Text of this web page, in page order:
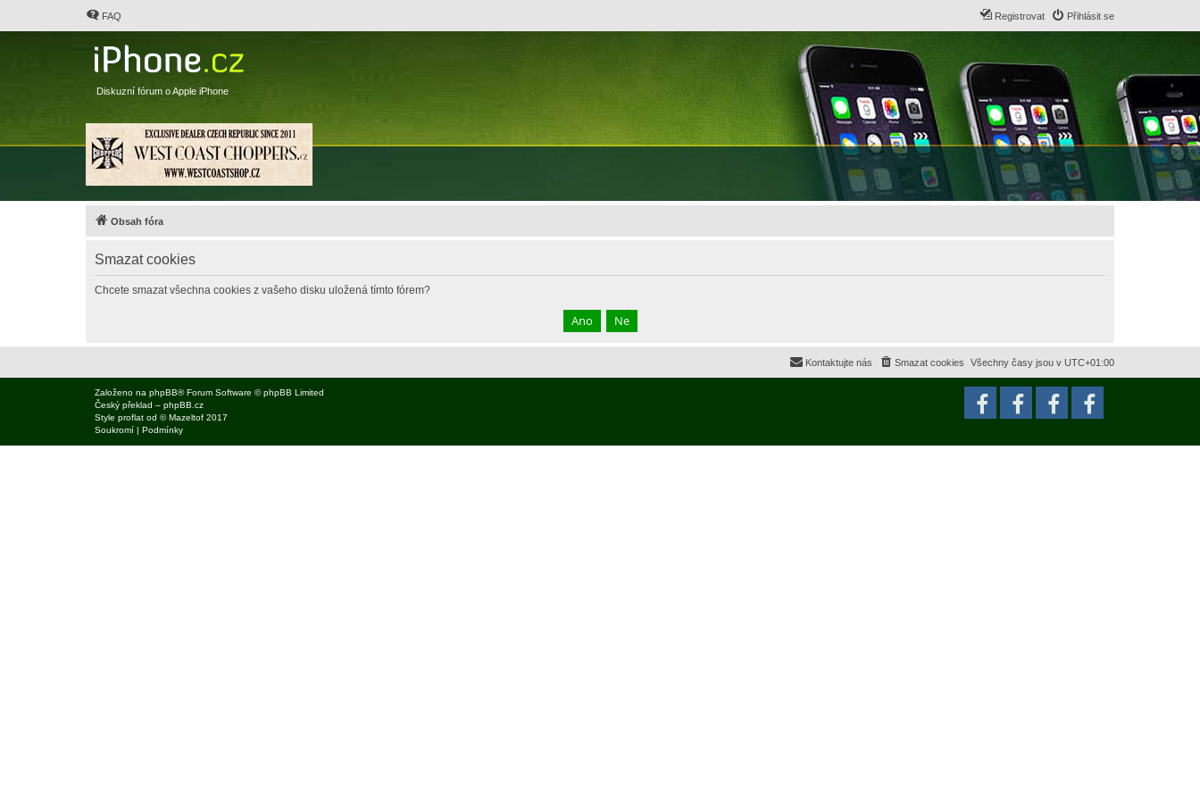
FAQ Přihlásit se
Registrovat
Diskuzní fórum o Apple iPhone
Obsah fóra
Smazat cookies
Chcete smazat všechna cookies z vašeho disku uložená tímto fórem?
Všechny časy jsou v UTC+01:00
Smazat cookies
Kontaktujte nás
Založeno na phpBB® Forum Software © phpBB Limited
Český překlad – phpBB.cz
Style proflat od ©Mazeltof 2017
Soukromí | Podmínky